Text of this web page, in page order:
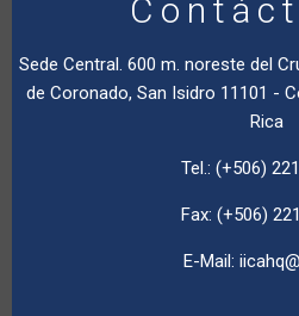
Sede Central. 600 m. noreste del
de Coronado, San Isidro 11101 -
Rica
Tel.: (+506)
Fax: (+506)
E-Mail: